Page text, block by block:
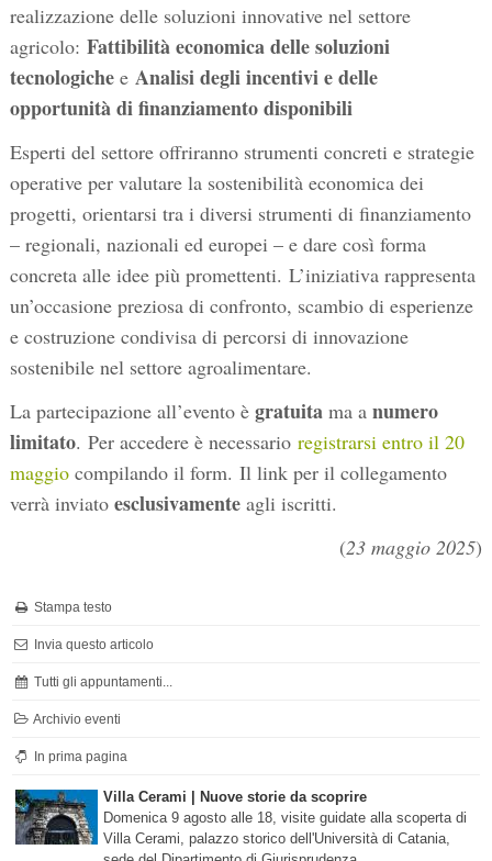
realizzazione delle soluzioni innovative nel settore
agricolo: Fattibilità economica delle soluzioni
tecnologiche e Analisi degli incentivi e delle
opportunità di finanziamento disponibili
Esperti del settore offriranno strumenti concreti e strategie
operative per valutare la sostenibilità economica dei
progetti, orientarsi tra i diversi strumenti di finanziamento
– regionali, nazionali ed europei – e dare così forma
concreta alle idee più promettenti. L’iniziativa rappresenta
un’occasione preziosa di confronto, scambio di esperienze
e costruzione condivisa di percorsi di innovazione
sostenibile nel settore agroalimentare.
La partecipazione all’evento è gratuitama a numero
limitato. Per accedere è necessario registrarsi entro il 20
maggiocompilando il form. Il link per il collegamento
verrà inviato esclusivamenteagli iscritti.
(23 maggio 2025)
Stampa testo
Invia questo articolo
Tutti gli appuntamenti...
Archivio eventi
In prima pagina
Villa Cerami | Nuove storie da scoprire
Domenica 9 agosto alle 18, visite guidate alla scoperta di
Villa Cerami, palazzo storico dell'Università di Catania,